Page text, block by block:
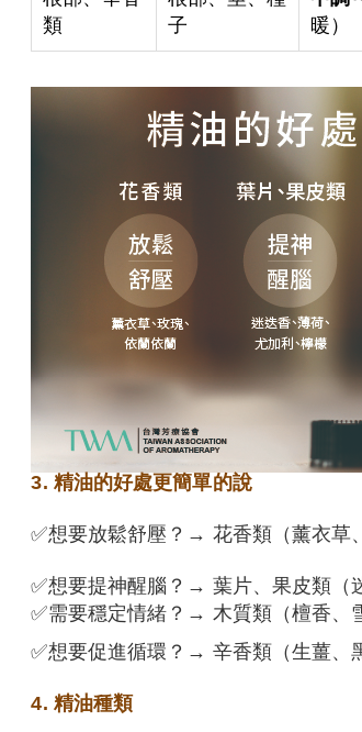
類
子
暖）
3. 精油的好處更簡單的說
✅想要放鬆舒壓？→ 花香類（薰衣草
✅想要提神醒腦？→ 葉片、果皮類（
✅需要穩定情緒？→ 木質類（檀香、
✅想要促進循環？→ 辛香類（生薑、
4. 精油種類